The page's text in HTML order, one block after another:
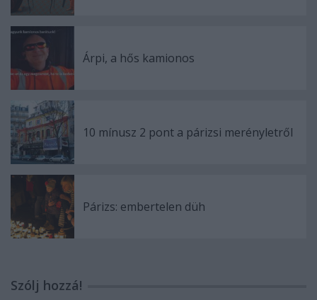
Árpi, a hős kamionos
10 mínusz 2 pont a párizsi merényletről
Párizs: embertelen düh
Szólj hozzá!